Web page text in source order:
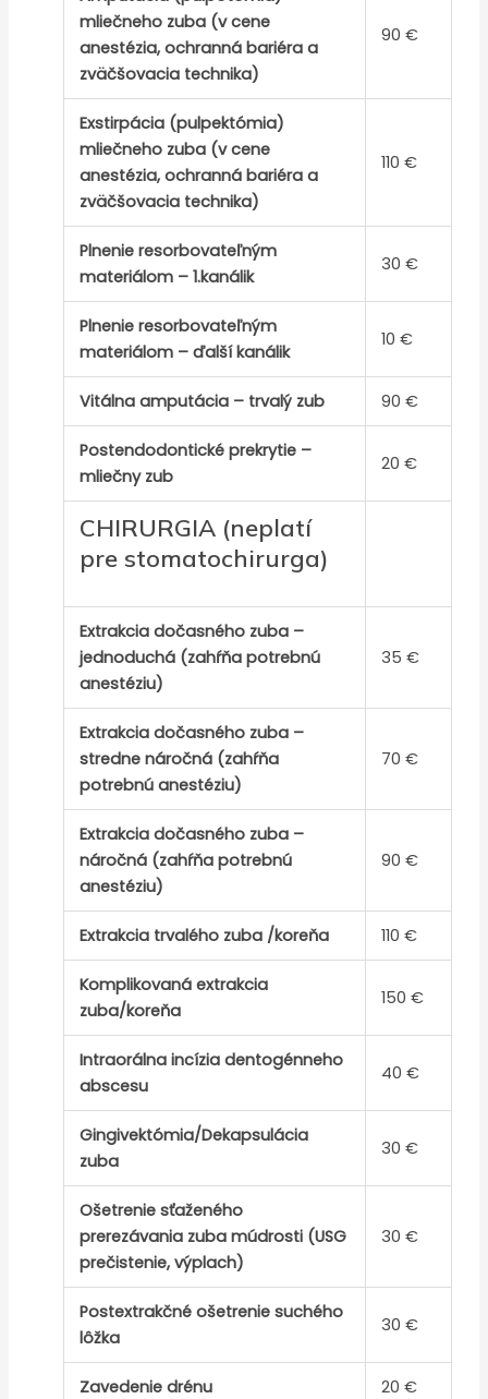
mliečneho zuba (v cene
anestézia, ochranná bariéra a
zväčšovacia technika)
90 €
Exstirpácia (pulpektómia)
mliečneho zuba (v cene
anestézia, ochranná bariéra a
zväčšovacia technika)
110 €
Plnenie resorbovateľným
materiálom – 1.kanálik
30 €
Plnenie resorbovateľným
materiálom – ďalší kanálik
10 €
Vitálna amputácia – trvalý zub 90 €
Postendodontické prekrytie –
mliečny zub
20 €
CHIRURGIA (neplatí
pre stomatochirurga)
Extrakcia dočasného zuba –
jednoduchá (zahŕňa potrebnú
anestéziu)
35 €
Extrakcia dočasného zuba –
stredne náročná (zahŕňa
potrebnú anestéziu)
70 €
Extrakcia dočasného zuba –
náročná (zahŕňa potrebnú
anestéziu)
90 €
Extrakcia trvalého zuba /koreňa 110 €
Komplikovaná extrakcia
zuba/koreňa
150 €
Intraorálna incízia dentogénneho
abscesu
40 €
Gingivektómia/Dekapsulácia
zuba
30 €
Ošetrenie sťaženého
prerezávania zuba múdrosti (USG
prečistenie, výplach)
30 €
Postextrakčné ošetrenie suchého
lôžka
30 €
Zavedenie drénu 20 €